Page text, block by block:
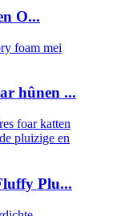
O...
hûnen ...
Plu...